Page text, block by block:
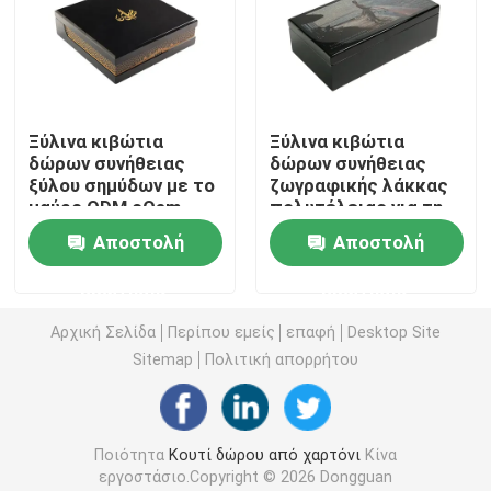
Κουτί από χαρτόνι πολυτέλειας
πτυσσόμενο κιβώτιο εγγράφου
Πτυσσόμενο κιβώτιο καρτών
Συσκευάζοντας κιβώτιο τσιγάρων
Κουτί συσκευασίας Vape
Ζαρωμένο κουτί από χαρτόνι
Ξύλινα κιβώτια
δώρων συνήθειας
ξύλου σημύδων με το
μαύρο ODM cOem
λάκκας
Αποστολή
Ξύλινα κιβώτια
δώρων συνήθειας
ζωγραφικής λάκκας
πολυτέλειας για τη
συσκευασία
κοσμήματος
σοκολάτας
Αποστολή
Αρχική Σελίδα Περίπου εμείς επαφή
Desktop Site
Sitemap
Πολιτική απορρήτου
Ποιότητα Κουτί δώρου από χαρτόνι Κίνα
εργοστάσιο.Copyright © 2026 Dongguan